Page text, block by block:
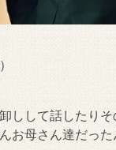
しして話したり
お母さん達だっ